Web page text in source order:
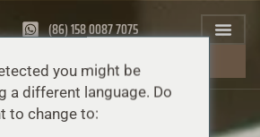
(86) 158 0087 7075
FÅ GRATIS OFFERT
you might be
a different language. Do
to change to: